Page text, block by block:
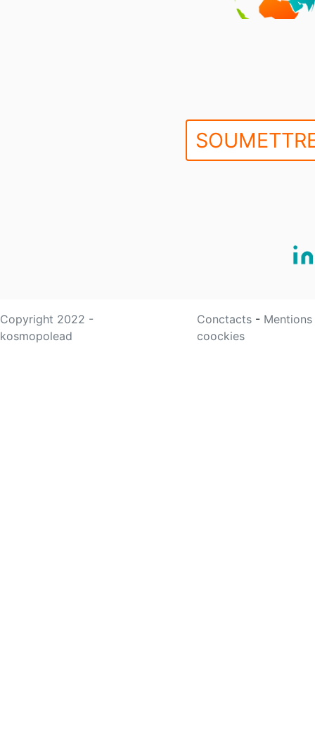
Copyright 2022 -
kosmopolead
Conctacts -
coockies